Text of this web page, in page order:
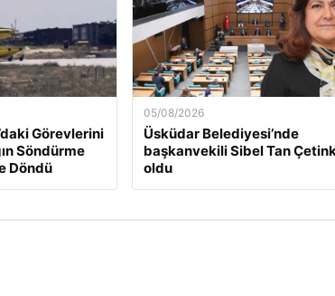
Görevlerini
Söndürme
Döndü
05/08/2026
Üsküdar Belediyesi’nde
başkanvekili Sibel Tan
oldu